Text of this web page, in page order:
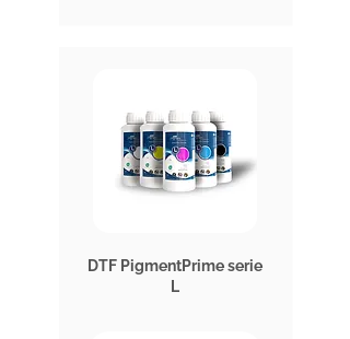
DTF PigmentPrime serie
L